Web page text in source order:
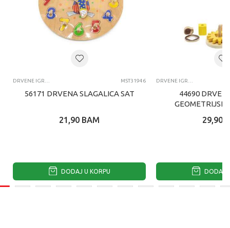
MST31946
56171 DRVENA SLAGALICA SAT
21,90 BAM
DODAJ U KORPU
44690
29,90
DODAJ